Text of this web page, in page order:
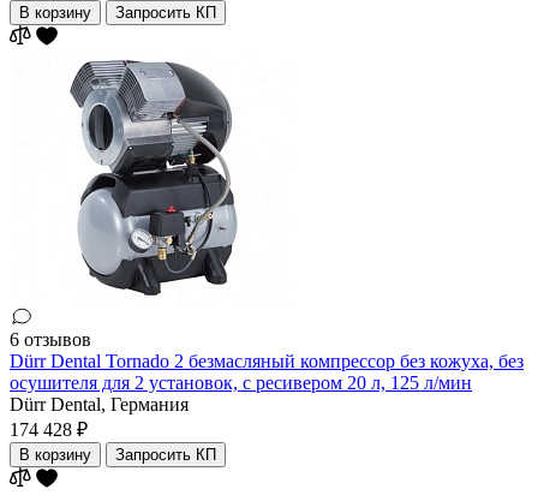
В корзину Запросить КП
6 отзывов
Dürr Dental Tornado 2 безмасляный компрессор без кожуха, без
осушителя для 2 установок, с ресивером 20 л, 125 л/мин
Dürr Dental, Германия
174 428 ₽
В корзину Запросить КП